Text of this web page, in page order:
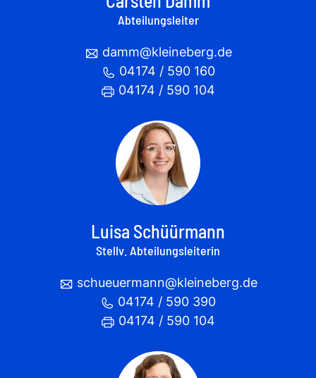
Abteilungsleiter
damm@kleineberg.de
04174 / 590 160
04174 / 590 104
Luisa Schüürmann
Stellv. Abteilungsleiterin
schueuermann@kleineberg.de
04174 / 590 390
04174 / 590 104